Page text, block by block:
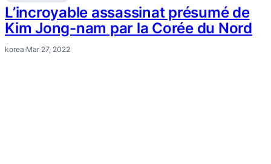
L’incroyable assassinat présumé de
Kim Jong-nam par la Corée du Nord
korea·Mar 27, 2022